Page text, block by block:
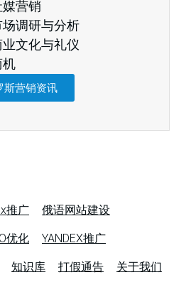
营销
调研与分析
文化与礼仪
机
斯营销资讯
推广 俄语网站建设
优化 YANDEX推广
知识库 打假通告 关于我们